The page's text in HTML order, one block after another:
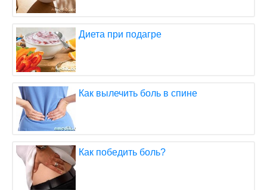
Диета при подагре
Как вылечить боль в спине
Как победить боль?